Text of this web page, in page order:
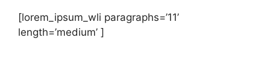
[lorem_ipsum_wli paragraphs=’11’
length=’medium’ ]